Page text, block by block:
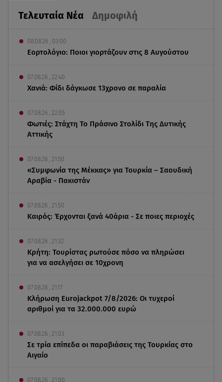
Τελευταία Νέα Δημοφιλή
08.08.26 , 03:00
Εορτολόγιο: Ποιοι γιορτάζουν στις 8 Αυγούστου
07.08.26 , 22:40
Χανιά: Φίδι δάγκωσε 13χρονο σε παραλία
07.08.26 , 22:05
Φωτιές: Στάχτη Το Πράσινο Στολίδι Της Δυτικής
Αττικής
07.08.26 , 21:50
«Συμφωνία της Μέκκας» για Τουρκία – Σαουδική
Αραβία - Πακιστάν
07.08.26 , 21:50
Καιρός: Έρχονται ξανά 40άρια - Σε ποιες περιοχές
07.08.26 , 21:32
Κρήτη: Τουρίστας ρωτούσε πόσο να πληρώσει
για να ασελγήσει σε 10χρονη
07.08.26 , 21:17
Κλήρωση Eurojackpot 7/8/2026: Οι τυχεροί
αριθμοί για τα 32.000.000 ευρώ
07.08.26 , 21:03
Σε τρία επίπεδα οι παραβιάσεις της Τουρκίας στο
Αιγαίο
07.08.26 , 21:00